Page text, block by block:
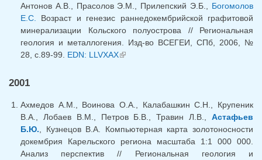
Антонов А.В., Прасолов Э.М., Прилепский Э.Б., Богомолов
Е.С.
Возраст и генезис раннедокембрийской графитовой
минерализации Кольского полуострова // Региональная
геология и металлогения. Изд-во ВСЕГЕИ, СПб, 2006, №
28, с.89-99. EDN: LLVXAX(link is external)
2001
Ахмедов А.М., Воинова О.А., Калабашкин С.Н., Крупеник
В.А., Лобаев В.М., Петров Б.В., Травин Л.В., Астафьев
Б.Ю. , Кузнецов В.А. Компьютерная карта золотоносности
докембрия Карельского региона масштаба 1:1 000 000.
Анализ перспектив // Региональная геология и